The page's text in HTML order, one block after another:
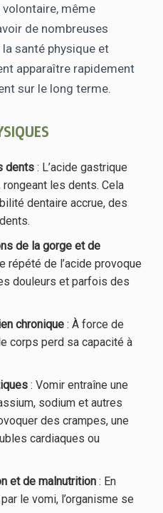
même
de nombreuses
santé physique et
apparaître rapidement
sur le long terme.
dents : L’acide gastrique
les dents. Cela
dentaire accrue, des
de la gorge et de
répété de l’acide provoque
douleurs et parfois des
chronique : À force de
corps perd sa capacité à
: Vomir entraîne une
sodium et autres
des crampes, une
cardiaques ou
et de malnutrition : En
le vomi, l’organisme se